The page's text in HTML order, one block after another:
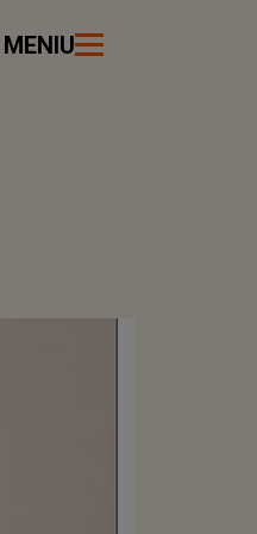
MENIU